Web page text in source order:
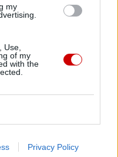
my
Use,
of my
with the
Privacy Policy
o sprawiedliwość
Pańskiego to